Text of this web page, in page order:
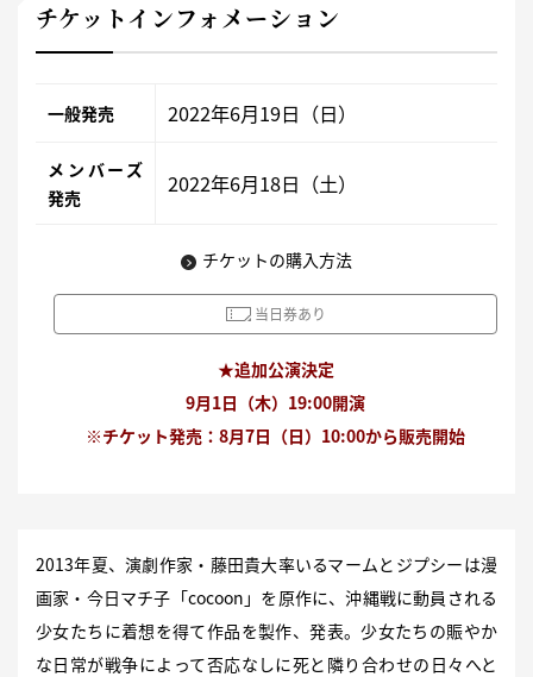
チケットインフォメーション
一般発売 2022年6月19日（日）
メンバーズ
発売
2022年6月18日（土）
チケットの購入方法
当日券あり
★追加公演決定
9月1日（木）19:00開演
※チケット発売：8月7日（日）10:00から販売開始
2013年夏、演劇作家・藤田貴大率いるマームとジプシーは漫
画家・今日マチ子「cocoon」を原作に、沖縄戦に動員される
少女たちに着想を得て作品を製作、発表。少女たちの賑やか
な日常が戦争によって否応なしに死と隣り合わせの日々へと